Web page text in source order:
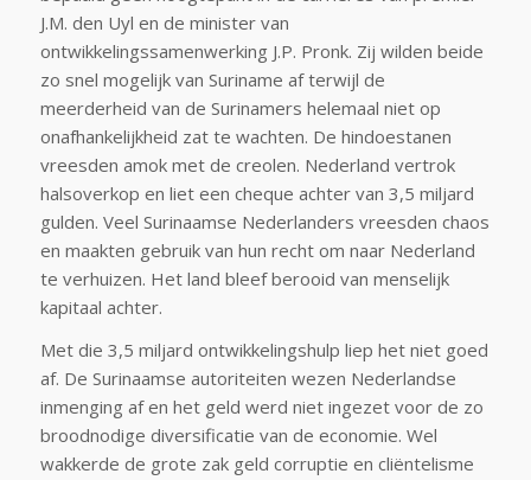
J.M. den Uyl en de minister van
ontwikkelingssamenwerking J.P. Pronk. Zij wilden beide
zo snel mogelijk van Suriname af terwijl de
meerderheid van de Surinamers helemaal niet op
onafhankelijkheid zat te wachten. De hindoestanen
vreesden amok met de creolen. Nederland vertrok
halsoverkop en liet een cheque achter van 3,5 miljard
gulden. Veel Surinaamse Nederlanders vreesden chaos
en maakten gebruik van hun recht om naar Nederland
te verhuizen. Het land bleef berooid van menselijk
kapitaal achter.
Met die 3,5 miljard ontwikkelingshulp liep het niet goed
af. De Surinaamse autoriteiten wezen Nederlandse
inmenging af en het geld werd niet ingezet voor de zo
broodnodige diversificatie van de economie. Wel
wakkerde de grote zak geld corruptie en cliëntelisme